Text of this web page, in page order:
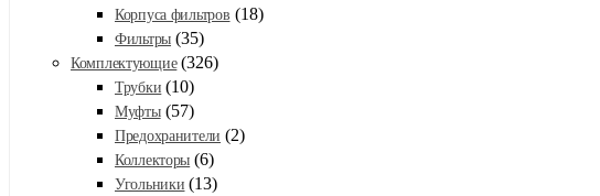
Корпуса фильтров (18)
Фильтры (35)
Комплектующие (326)
Трубки (10)
Муфты (57)
Предохранители (2)
Коллекторы (6)
Угольники (13)